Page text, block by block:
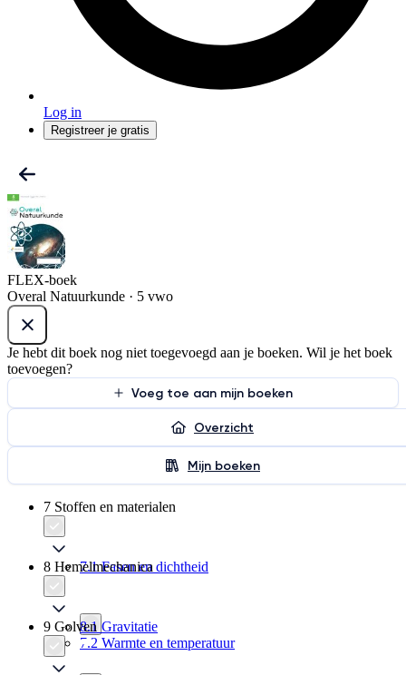
Log in
Registreer je gratis
FLEX-boek
Overal Natuurkunde · 5 vwo
Je hebt dit boek nog niet toegevoegd aan je boeken. Wil je het boek
toevoegen?
Voeg toe aan mijn boeken
Overzicht
Mijn boeken
7 Stoffen en materialen
7.1 Fasen en dichtheid
7.2 Warmte en temperatuur
8 Hemelmechanica
8.1 Gravitatie
9 Golven